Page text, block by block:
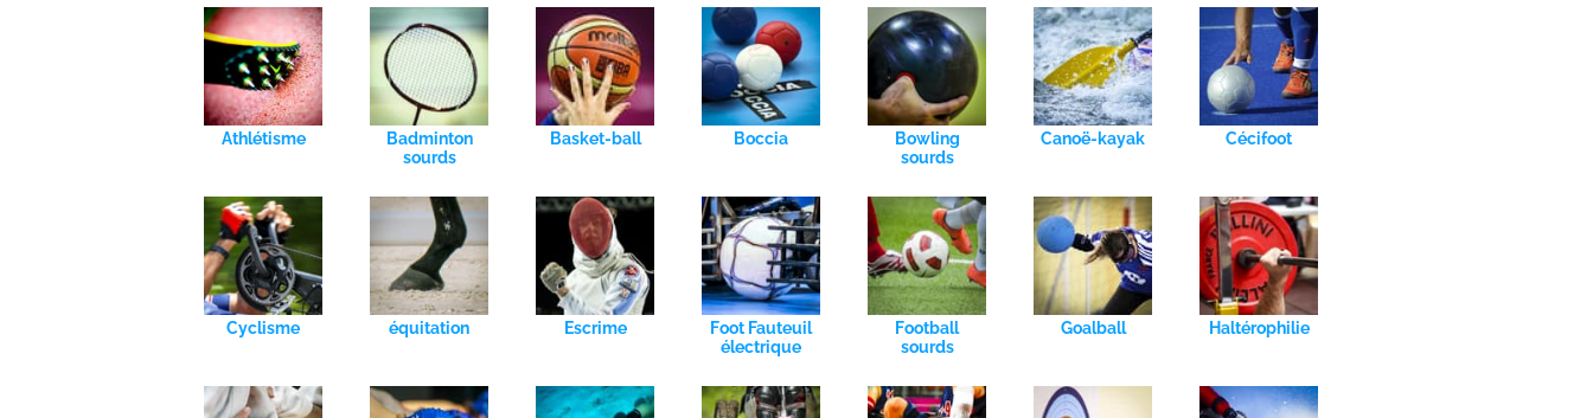
Athlétisme
Badminton
sourds
Basket-ball Boccia
Bowling
sourds
Canoë-kayak Cécifoot
Cyclisme équitation Escrime
Foot Fauteuil
électrique
Football
sourds
Goalball Haltérophilie